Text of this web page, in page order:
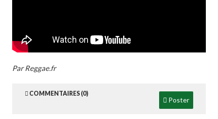
Par Reggae.fr
COMMENTAIRES (0)
Poster